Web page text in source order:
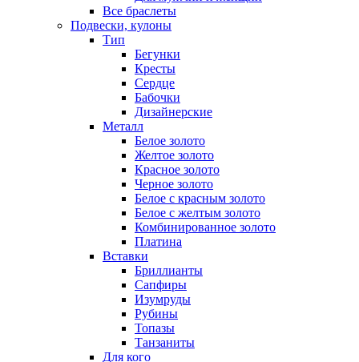
Все браслеты
Подвески, кулоны
Тип
Бегунки
Кресты
Сердце
Бабочки
Дизайнерские
Металл
Белое золото
Желтое золото
Красное золото
Черное золото
Белое с красным золото
Белое с желтым золото
Комбинированное золото
Платина
Вставки
Бриллианты
Сапфиры
Изумруды
Рубины
Топазы
Танзаниты
Для кого